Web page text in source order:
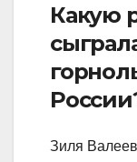
Какую
Зиля